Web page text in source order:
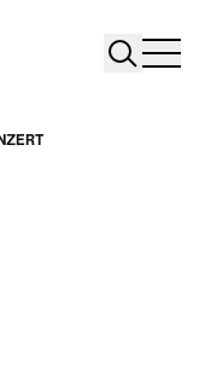
Search